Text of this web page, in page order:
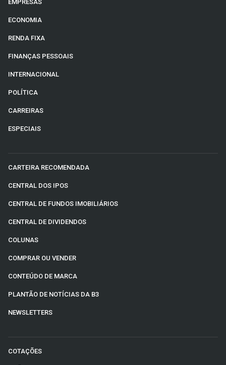
EMPRESAS
ECONOMIA
RENDA FIXA
FINANÇAS PESSOAIS
INTERNACIONAL
POLÍTICA
CARREIRAS
ESPECIAIS
CARTEIRA RECOMENDADA
CENTRAL DOS IPOS
CENTRAL DE FUNDOS IMOBILIÁRIOS
CENTRAL DE DIVIDENDOS
COLUNAS
COMPRAR OU VENDER
CONTEÚDO DE MARCA
PLANTÃO DE NOTÍCIAS DA B3
NEWSLETTERS
COTAÇÕES